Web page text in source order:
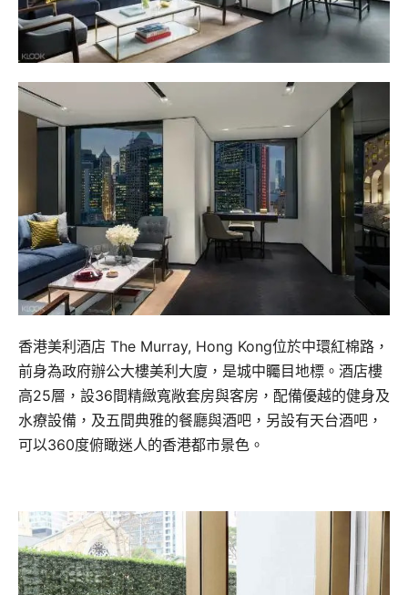
香港美利酒店 The Murray, Hong Kong位於中環紅棉路，
前身為政府辦公大樓美利大廈，是城中矚目地標。酒店樓
高25層，設36間精緻寬敞套房與客房，配備優越的健身及
水療設備，及五間典雅的餐廳與酒吧，另設有天台酒吧，
可以360度俯瞰迷人的香港都市景色。